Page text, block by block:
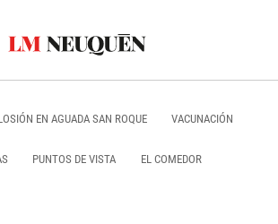
EN AGUADA SAN ROQUE VACUNACIÓN
PUNTOS DE VISTA EL COMEDOR